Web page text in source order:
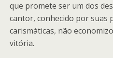
que promete ser um dos
cantor, conhecido por suas
carismáticas, não
vitória.